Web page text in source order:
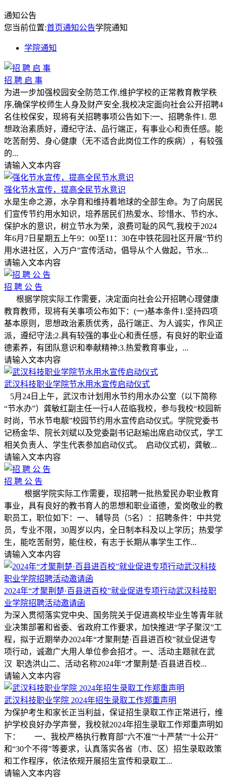
通知公告
您当前位置:首页通知公告学院通知
学院通知
招 聘 启 事
为进一步加强校园安全防范工作,维护学校的正常教育教学秩
序,确保学校师生人身及财产安全,我校决定面向社会公开招聘4
名住校保安，现将有关招聘事项公告如下:一、招聘条件1. 思
想政治素质好，遵纪守法、品行端正，有事业心和责任感。能
吃苦耐劳、身心健康（无不适合此岗位工作的疾病），有较强
的...
请输入文本内容
强化节水宣传，提高全民节水意识
水是生命之源，水孕育和维持着地球的全部生命。为了向居民
们宣传节约用水知识，培养居民们热爱水、珍惜水、节约水、
保护水的意识，树立节水为荣，浪费可耻的风气,我校于2024
年6月7日星期五上午9：00至11：30在中铁花园社区开展“节约
用水进社区，入万户”宣传活动，倡导从个人做起，节水...
请输入文本内容
招 聘 公 告
根据学院实际工作需要，决定面向社会公开招聘心理健康
教育教师，现将有关事项公布如下：(一)基本条件1.坚持四项
基本原则，思想政治素质优秀，品行端正、为人诚实，作风正
派，遵纪守法;2.具有较强的事业心和责任感，有良好的职业道
德素养，有团队意识和奉献精神;3.热爱教育事业，...
请输入文本内容
武汉科技职业学院节水用水宣传启动仪式
5月24日上午，武汉市计划用水节约用水办公室（以下简称
“节水办”）龚敏红副主任一行4人莅临我校，参与我校“校园新
时尚，节水节电靓”校园节约用水宣传启动仪式。学院党委书
记杨金华、院长刘斌以及党委副书记赵瑜出席启动仪式，学工
相关负责人、学生代表参加启动仪式。 启动仪式初，龚敏...
请输入文本内容
招 聘 公 告
根据学院实际工作需要，现招聘一批热爱民办职业教育
事业，具有良好的教书育人的思想和职业道德，爱岗敬业的教
职员工，职位如下：一、 辅导员（5名）：招聘条件：中共党
员，专业不限，30周岁以内，全日制本科及以上学历；热爱学
生，能吃苦耐劳，能住校，有志于长期从事学生工作...
请输入文本内容
2024年“才聚荆楚·百县进百校”就业促进专项行动武汉科技职
业学院招聘活动邀请函
为深入贯彻落实党中央、国务院关于促进高校毕业生等青年就
业决策部署和省委、省政府工作要求，加快推进“学子聚汉”工
程，拟于近期举办2024年“才聚荆楚·百县进百校”就业促进专
项行动，诚邀广大用人单位参会招才。一、活动主题就在武
汉 职选洪山二、活动名称2024年“才聚荆楚·百县进百校...
请输入文本内容
武汉科技职业学院 2024年招生录取工作郑重声明
为保护考生和家长正当利益，保证招生录取工作正常进行，维
护学校良好办学声誉，我校就2024年招生录取工作郑重声明如
下： 一、我校严格执行教育部“六不准”“十严禁”“十公开”
和“30个不得”等要求，认真落实各省（市、区）招生录取政策
和工作程序，依法依规开展招生宣传和录取工...
请输入文本内容